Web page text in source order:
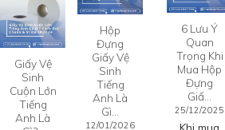
Giấy Vệ
Sinh
Cuộn Lớn
Tiếng
Anh Là
Hộp
Đựng
Giấy Vệ
Sinh
Tiếng
Anh Là
Gì…
12/01/2026
6 Lưu Ý
Quan
Trọng Khi
Mua Hộp
Đựng
Giấ…
25/12/2025
Khi mua